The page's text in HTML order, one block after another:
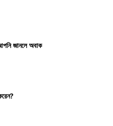
জানলে অবাক